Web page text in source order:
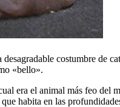
costumbre de
«bello».
era el animal más feo
habita en las